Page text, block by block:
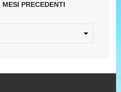
PRECEDENTI